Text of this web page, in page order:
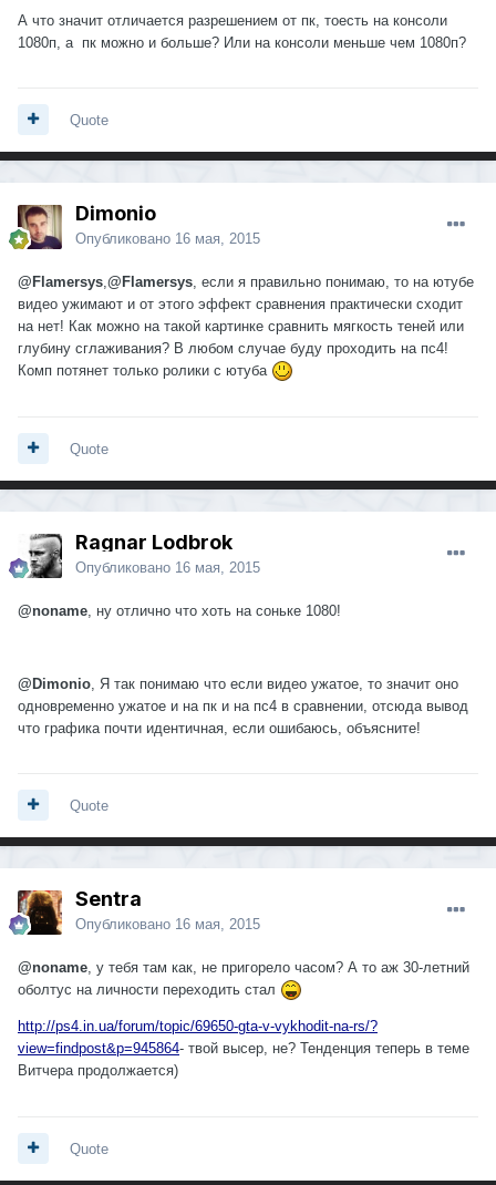
А что значит отличается разрешением от пк, тоесть на консоли
1080п, а пк можно и больше? Или на консоли меньше чем 1080п?
Quote
Dimonio
Опубликовано 16 мая, 2015
@Flamersys @Flamersys , если я правильно понимаю, то на ютубе
видео ужимают и от этого эффект сравнения практически сходит
на нет! Как можно на такой картинке сравнить мягкость теней или
глубину сглаживания? В любом случае буду проходить на пс4!
Комп потянет только ролики с ютуба
Quote
Ragnar Lodbrok
Опубликовано 16 мая, 2015
@noname , ну отлично что хоть на соньке 1080!
@Dimonio , Я так понимаю что если видео ужатое, то значит оно
одновременно ужатое и на пк и на пс4 в сравнении, отсюда вывод
что графика почти идентичная, если ошибаюсь, объясните!
Quote
Sentra
Опубликовано 16 мая, 2015
@noname , у тебя там как, не пригорело часом? А то аж 30-летний
оболтус на личности переходить стал
http://ps4.in.ua/forum/topic/69650-gta-v-vykhodit-na-rs/?
view=findpost&p=945864- твой высер, не? Тенденция теперь в теме
Витчера продолжается)
Quote